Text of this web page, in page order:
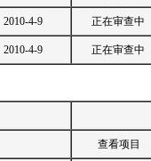
2010-4-9 正在审查中
2010-4-9 正在审查中
查看项目